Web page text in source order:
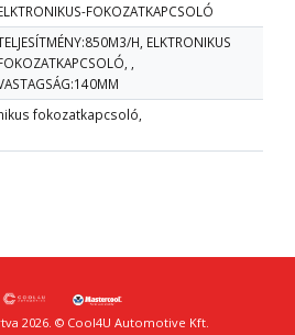
FOKOZATKAPCSOLÓ
H, ELKTRONIKUS
,
fokozatkapcsoló,
2026. © Cool4U Automotive Kft.